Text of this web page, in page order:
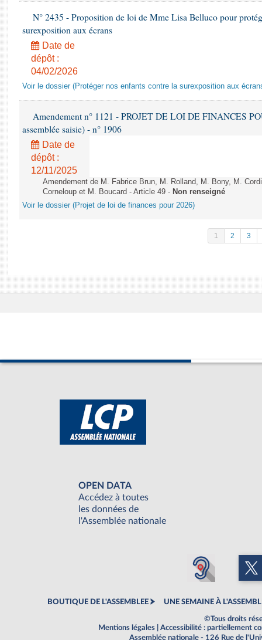
N° 2435 - Proposition de loi de Mme Lisa Belluco pour
surexposition aux écrans
Date de
dépôt :
04/02/2026
Voir le dossier (Protéger nos enfants contre la surexposition aux
Amendement n° 1121 - PROJET DE LOI DE FINANCES
assemblée saisie) - n° 1906
Date de
dépôt :
12/11/2025
Amendement de M. Fabrice Brun, M. Rolland, M. Bony, M.
Corneloup et M. Boucard - Article 49 - Non renseigné
Voir le dossier (Projet de loi de finances pour 2026)
1 2 3
OPEN DATA
Accédez à toutes
les données de
l'Assemblée nationale
BOUTIQUE DE L'ASSEMBLEE UNE SEMAINE À
©Tous droits
Mentions légales
Accessibilité : partiellement
Assemblée nationale - 126 Rue de